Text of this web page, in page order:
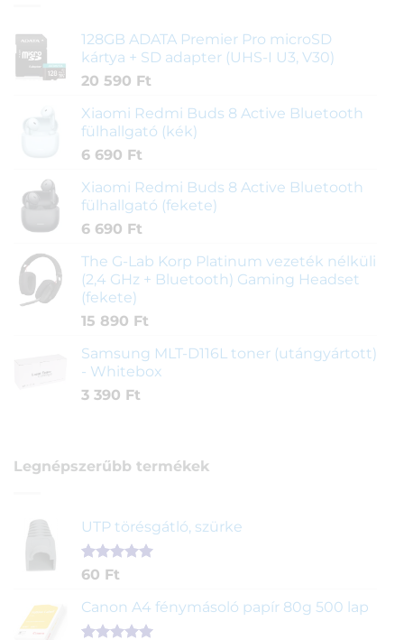
128GB ADATA Premier Pro microSD
kártya + SD adapter (UHS-I U3, V30)
20 590 Ft
Xiaomi Redmi Buds 8 Active Bluetooth
fülhallgató (kék)
6 690 Ft
Xiaomi Redmi Buds 8 Active Bluetooth
fülhallgató (fekete)
6 690 Ft
The G-Lab Korp Platinum vezeték nélküli
(2,4 GHz + Bluetooth) Gaming Headset
(fekete)
15 890 Ft
Samsung MLT-D116L toner (utángyártott)
- Whitebox
3 390 Ft
Legnépszerűbb termékek
UTP törésgátló, szürke
Értékelés
ből,
1
értékelés
alapján
60 Ft
Canon A4 fénymásoló papír 80g 500 lap